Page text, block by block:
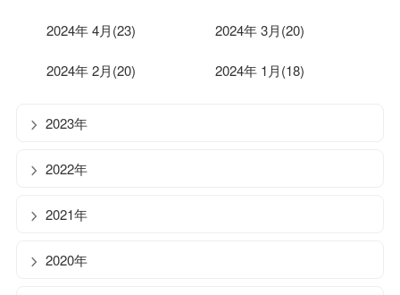
2024年 4月(23) 2024年 3月(20)
2024年 2月(20) 2024年 1月(18)
2023年
2022年
2021年
2020年